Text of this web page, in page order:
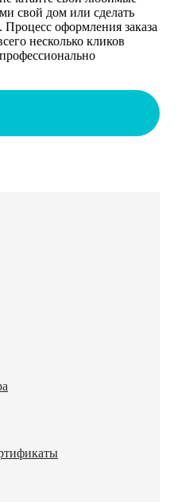
свой дом или сделать
оформления заказа
несколько кликов